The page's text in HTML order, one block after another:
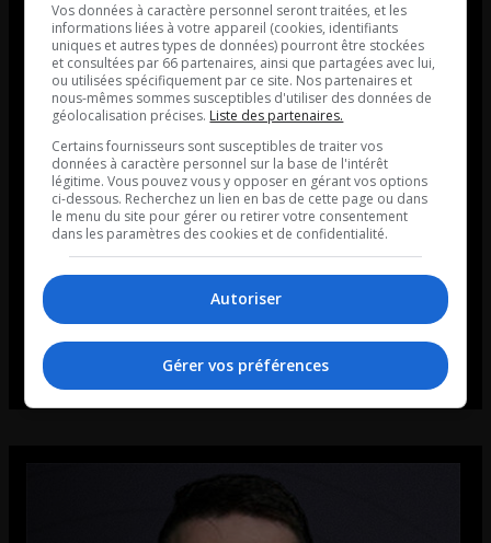
Vos données à caractère personnel seront traitées, et les
informations liées à votre appareil (cookies, identifiants
uniques et autres types de données) pourront être stockées
et consultées par 66 partenaires, ainsi que partagées avec lui,
ou utilisées spécifiquement par ce site. Nos partenaires et
nous-mêmes sommes susceptibles d'utiliser des données de
géolocalisation précises. Liste des partenaires.
Certains fournisseurs sont susceptibles de traiter vos
données à caractère personnel sur la base de l'intérêt
légitime. Vous pouvez vous y opposer en gérant vos options
ci-dessous. Recherchez un lien en bas de cette page ou dans
le menu du site pour gérer ou retirer votre consentement
dans les paramètres des cookies et de confidentialité.
Autoriser
Gérer vos préférences